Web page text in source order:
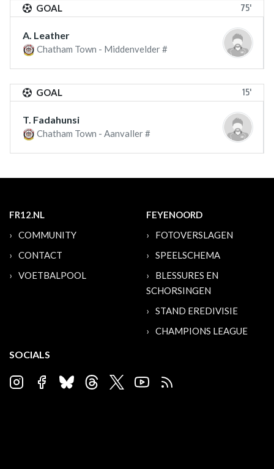
GOAL 75'
A. Leather
Chatham Town - Middenvelder #
GOAL 15'
T. Fadahunsi
Chatham Town - Aanvaller #
FR12.NL
COMMUNITY
CONTACT
VOETBALPOOL
FEYENOORD
FOTOVERSLAGEN
SPEELSCHEMA
BLESSURES EN
SCHORSINGEN
STAND EREDIVISIE
CHAMPIONS LEAGUE
SOCIALS